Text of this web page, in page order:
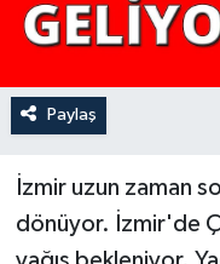
Paylaş
İzmir uzun zaman
dönüyor. İzmir'de